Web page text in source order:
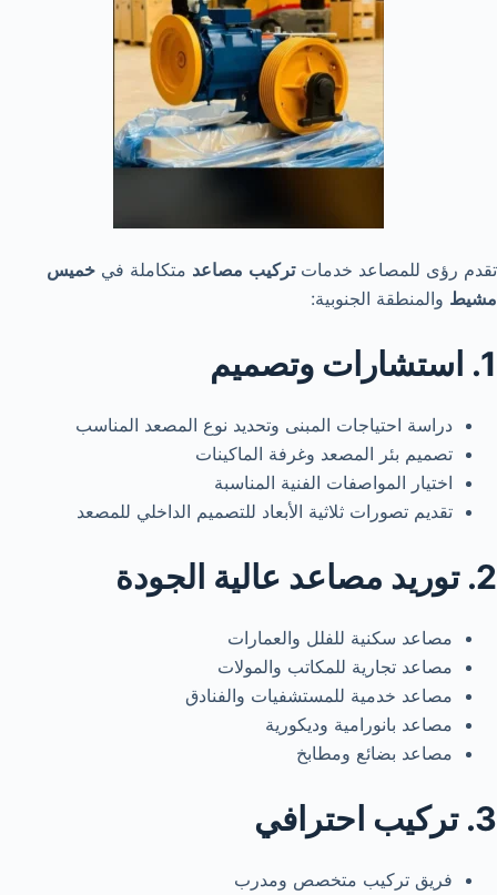
تقدم رؤى للمصاعد خدماتتركيب مصاعد متكاملة في خميس
مشيط والمنطقة الجنوبية:
1. استشارات وتصميم
دراسة احتياجات المبنى وتحديد نوع المصعد المناسب
تصميم بئر المصعد وغرفة الماكينات
اختيار المواصفات الفنية المناسبة
تقديم تصورات ثلاثية الأبعاد للتصميم الداخلي للمصعد
2. توريد مصاعد عالية الجودة
مصاعد سكنية للفلل والعمارات
مصاعد تجارية للمكاتب والمولات
مصاعد خدمية للمستشفيات والفنادق
مصاعد بانورامية وديكورية
مصاعد بضائع ومطابخ
3. تركيب احترافي
فريق تركيب متخصص ومدرب